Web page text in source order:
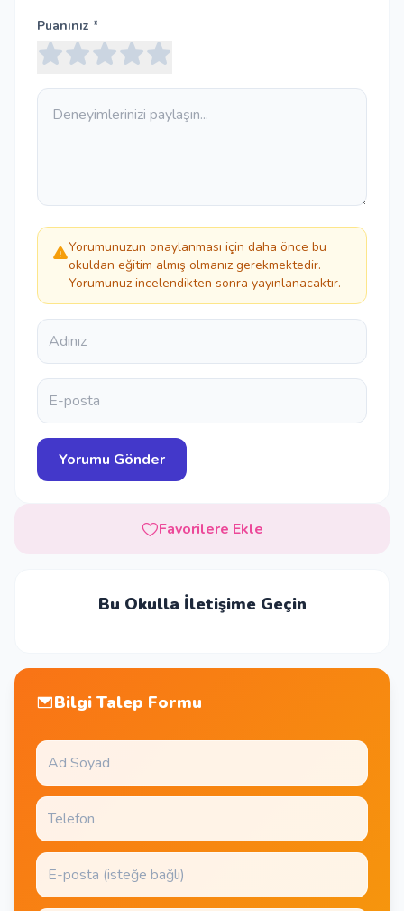
Puanınız *
Yorumunuzun onaylanması için daha önce bu
okuldan eğitim almış olmanız gerekmektedir.
Yorumunuz incelendikten sonra yayınlanacaktır.
Favorilere Ekle
Bu Okulla İletişime Geçin
Bilgi Talep Formu